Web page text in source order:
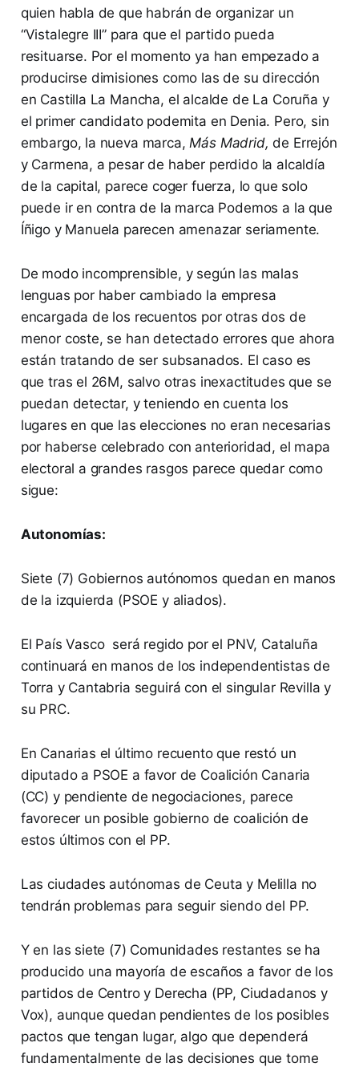
quien habla de que habrán de organizar un
“Vistalegre III” para que el partido pueda
resituarse. Por el momento ya han empezado a
producirse dimisiones como las de su dirección
en Castilla La Mancha, el alcalde de La Coruña y
el primer candidato podemita en Denia. Pero, sin
embargo, la nueva marca, Más Madrid, de Errejón
y Carmena, a pesar de haber perdido la alcaldía
de la capital, parece coger fuerza, lo que solo
puede ir en contra de la marca Podemos a la que
Íñigo y Manuela parecen amenazar seriamente.
De modo incomprensible, y según las malas
lenguas por haber cambiado la empresa
encargada de los recuentos por otras dos de
menor coste, se han detectado errores que ahora
están tratando de ser subsanados. El caso es
que tras el 26M, salvo otras inexactitudes que se
puedan detectar, y teniendo en cuenta los
lugares en que las elecciones no eran necesarias
por haberse celebrado con anterioridad, el mapa
electoral a grandes rasgos parece quedar como
sigue:
Autonomías:
Siete (7) Gobiernos autónomos quedan en manos
de la izquierda (PSOE y aliados).
El País Vasco será regido por el PNV, Cataluña
continuará en manos de los independentistas de
Torra y Cantabria seguirá con el singular Revilla y
su PRC.
En Canarias el último recuento que restó un
diputado a PSOE a favor de Coalición Canaria
(CC) y pendiente de negociaciones, parece
favorecer un posible gobierno de coalición de
estos últimos con el PP.
Las ciudades autónomas de Ceuta y Melilla no
tendrán problemas para seguir siendo del PP.
Y en las siete (7) Comunidades restantes se ha
producido una mayoría de escaños a favor de los
partidos de Centro y Derecha (PP, Ciudadanos y
Vox), aunque quedan pendientes de los posibles
pactos que tengan lugar, algo que dependerá
fundamentalmente de las decisiones que tome